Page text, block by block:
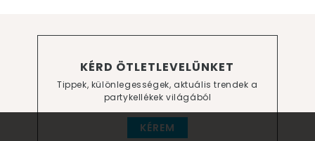
KÉRD ÖTLETLEVELÜNKET
Tippek, különlegességek, aktuális trendek a
partykellékek világából
KÉREM